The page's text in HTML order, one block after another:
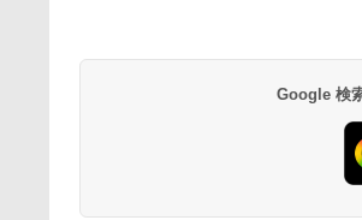
10,450円～
7,950円～Google 検